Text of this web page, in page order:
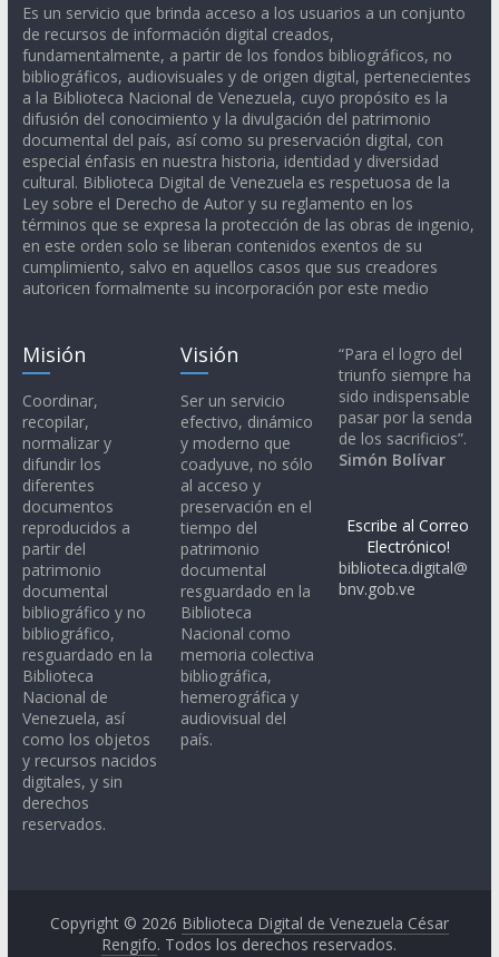
Es un servicio que brinda acceso a los usuarios a un conjunto
de recursos de información digital creados,
fundamentalmente, a partir de los fondos bibliográficos, no
bibliográficos, audiovisuales y de origen digital, pertenecientes
a la Biblioteca Nacional de Venezuela, cuyo propósito es la
difusión del conocimiento y la divulgación del patrimonio
documental del país, así como su preservación digital, con
especial énfasis en nuestra historia, identidad y diversidad
cultural. Biblioteca Digital de Venezuela es respetuosa de la
Ley sobre el Derecho de Autor y su reglamento en los
términos que se expresa la protección de las obras de ingenio,
en este orden solo se liberan contenidos exentos de su
cumplimiento, salvo en aquellos casos que sus creadores
autoricen formalmente su incorporación por este medio
Misión
Coordinar,
recopilar,
normalizar y
difundir los
diferentes
documentos
reproducidos a
partir del
patrimonio
documental
bibliográfico y no
bibliográfico,
resguardado en la
Biblioteca
Nacional de
Venezuela, así
como los objetos
y recursos nacidos
digitales, y sin
derechos
reservados.
Visión
Ser un servicio
efectivo, dinámico
y moderno que
coadyuve, no sólo
al acceso y
preservación en el
tiempo del
patrimonio
documental
resguardado en la
Biblioteca
Nacional como
memoria colectiva
bibliográfica,
hemerográfica y
audiovisual del
país.
“Para el logro del
triunfo siempre ha
sido indispensable
pasar por la senda
de los sacrificios”.
Simón Bolívar
Escribe al Correo
Electrónico!
biblioteca.digital@
bnv.gob.ve
Copyright © 2026 Biblioteca Digital de Venezuela César
Rengifo. Todos los derechos reservados.